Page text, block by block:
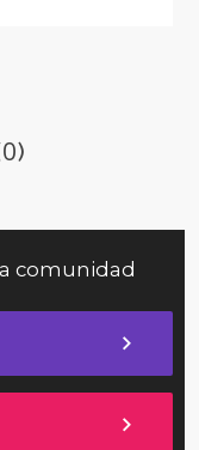
0)
comunidad
chevron_right
chevron_right